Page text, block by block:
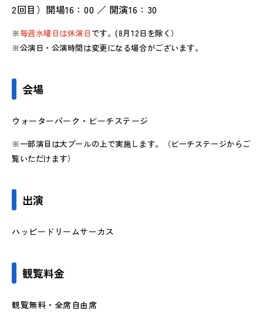
2回目）開場16：00 ／ 開演16：30
※毎週水曜日は休演日 です。(8月12日を除く）
※公演日・公演時間は変更になる場合がございます。
会場
ウォーターパーク・ビーチステージ
※一部演目は大プールの上で実施します。（ビーチステージからご
覧いただけます）
出演
ハッピードリームサーカス
観覧料金
観覧無料・全席自由席